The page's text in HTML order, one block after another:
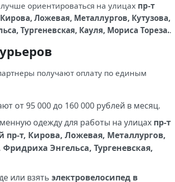
ориентироваться на улицах пр-т
Ложевая, Металлургов, Кутузова,
Тургеневская, Кауля, Мориса Тореза..
получают оплату по единым
от 95 000 до 160 000 рублей в месяц.
одежду для работы на улицах пр-т
пр-т, Кирова, Ложевая, Металлургов,
Энгельса, Тургеневская,
или взять электровелосипед в